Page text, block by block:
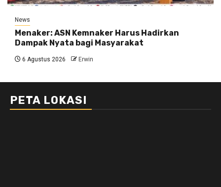
News
Menaker: ASN Kemnaker Harus Hadirkan
Dampak Nyata bagi Masyarakat
6 Agustus 2026 Erwin
PETA LOKASI